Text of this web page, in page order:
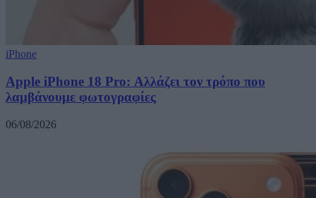
iPhone
Apple iPhone 18 Pro: Αλλάζει τον τρόπο που
λαμβάνουμε φωτογραφίες
06/08/2026